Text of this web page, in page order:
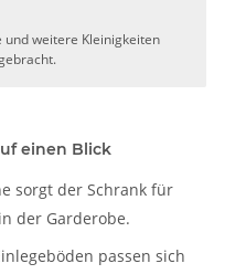
und weitere Kleinigkeiten
einen Blick
sorgt der Schrank für
der Garderobe.
passen sich